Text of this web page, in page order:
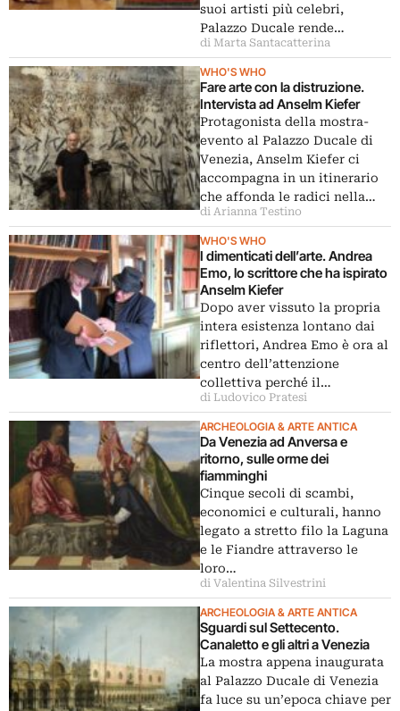
suoi artisti più celebri,
Palazzo Ducale rende…
di Marta Santacatterina
WHO'S WHO
Fare arte con la distruzione.
Intervista ad Anselm Kiefer
Protagonista della mostra-
evento al Palazzo Ducale di
Venezia, Anselm Kiefer ci
accompagna in un itinerario
che affonda le radici nella…
di Arianna Testino
WHO'S WHO
I dimenticati dell’arte. Andrea
Emo, lo scrittore che ha ispirato
Anselm Kiefer
Dopo aver vissuto la propria
intera esistenza lontano dai
riflettori, Andrea Emo è ora al
centro dell’attenzione
collettiva perché il…
di Ludovico Pratesi
ARCHEOLOGIA & ARTE ANTICA
Da Venezia ad Anversa e
ritorno, sulle orme dei
fiamminghi
Cinque secoli di scambi,
economici e culturali, hanno
legato a stretto filo la Laguna
e le Fiandre attraverso le
loro…
di Valentina Silvestrini
ARCHEOLOGIA & ARTE ANTICA
Sguardi sul Settecento.
Canaletto e gli altri a Venezia
La mostra appena inaugurata
al Palazzo Ducale di Venezia
fa luce su un’epoca chiave per